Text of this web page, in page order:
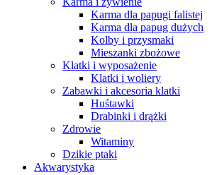
Karma dla papugi falistej
Karma dla papug dużych
Kolby i przysmaki
Mieszanki zbożowe
Klatki i wyposażenie
Klatki i woliery
Zabawki i akcesoria klatki
Huśtawki
Drabinki i drążki
Zdrowie
Witaminy
Dzikie ptaki
Akwarystyka